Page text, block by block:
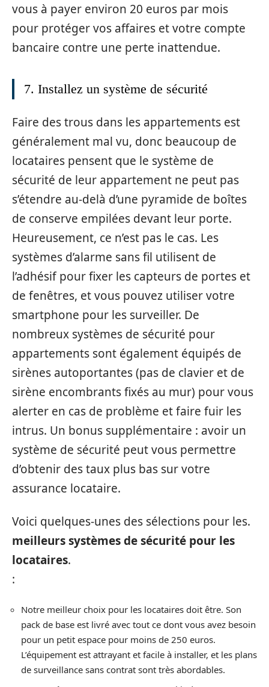
vous à payer environ 20 euros par mois
pour protéger vos affaires et votre compte
bancaire contre une perte inattendue.
7. Installez un système de sécurité
Faire des trous dans les appartements est
généralement mal vu, donc beaucoup de
locataires pensent que le système de
sécurité de leur appartement ne peut pas
s’étendre au-delà d’une pyramide de boîtes
de conserve empilées devant leur porte.
Heureusement, ce n’est pas le cas. Les
systèmes d’alarme sans fil utilisent de
l’adhésif pour fixer les capteurs de portes et
de fenêtres, et vous pouvez utiliser votre
smartphone pour les surveiller. De
nombreux systèmes de sécurité pour
appartements sont également équipés de
sirènes autoportantes (pas de clavier et de
sirène encombrants fixés au mur) pour vous
alerter en cas de problème et faire fuir les
intrus. Un bonus supplémentaire : avoir un
système de sécurité peut vous permettre
d’obtenir des taux plus bas sur votre
assurance locataire.
Voici quelques-unes des sélections pour les.
meilleurs systèmes de sécurité pour les
locataires.
:
Notre meilleur choix pour les locataires doit être. Son
pack de base est livré avec tout ce dont vous avez besoin
pour un petit espace pour moins de 250 euros.
L’équipement est attrayant et facile à installer, et les plans
de surveillance sans contrat sont très abordables.